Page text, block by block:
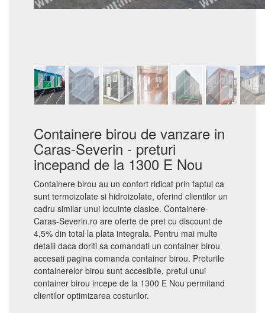
Containere birou de vanzare in
Caras-Severin - preturi
incepand de la 1300 E Nou
Containere birou au un confort ridicat prin faptul ca
sunt termoizolate si hidroizolate, oferind clientilor un
cadru similar unui locuinte clasice. Containere-
Caras-Severin.ro are oferte de pret cu discount de
4,5% din total la plata integrala. Pentru mai multe
detalii daca doriti sa comandati un container birou
accesati pagina comanda container birou. Preturile
containerelor birou sunt accesibile, pretul unui
container birou incepe de la 1300 E Nou permitand
clientilor optimizarea costurilor.